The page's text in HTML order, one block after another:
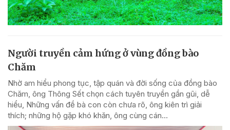
Người truyền cảm hứng ở vùng đồng bào
Chăm
Nhờ am hiểu phong tục, tập quán và đời sống của đồng bào
Chăm, ông Thông Sết chọn cách tuyên truyền gần gũi, dễ
hiểu, Những vấn đề bà con còn chưa rõ, ông kiên trì giải
thích; những hộ gặp khó khăn, ông cùng cán...